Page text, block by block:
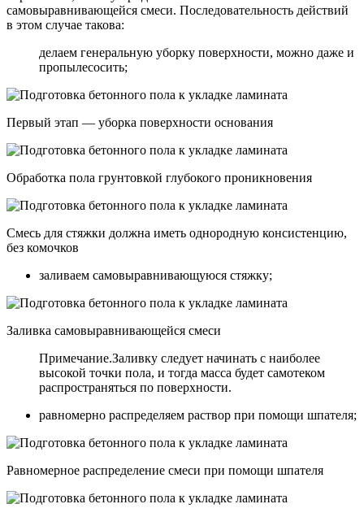
самовыравнивающейся смеси. Последовательность действий
в этом случае такова:
делаем генеральную уборку поверхности, можно даже и
пропылесосить;
Первый этап — уборка поверхности основания
Обработка пола грунтовкой глубокого проникновения
Смесь для стяжки должна иметь однородную консистенцию,
без комочков
заливаем самовыравнивающуюся стяжку;
Заливка самовыравнивающейся смеси
Примечание.Заливку следует начинать с наиболее
высокой точки пола, и тогда масса будет самотеком
распространяться по поверхности.
равномерно распределяем раствор при помощи шпателя;
Равномерное распределение смеси при помощи шпателя